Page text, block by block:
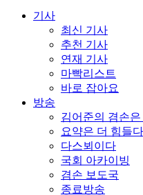
기사
최신 기사
추천 기사
연재 기사
마빡리스트
바로 잡아요
방송
김어준의 겸손
요약은 더 힘들
다스뵈이다
국회 아카이빙
겸손 보도국
종료방송